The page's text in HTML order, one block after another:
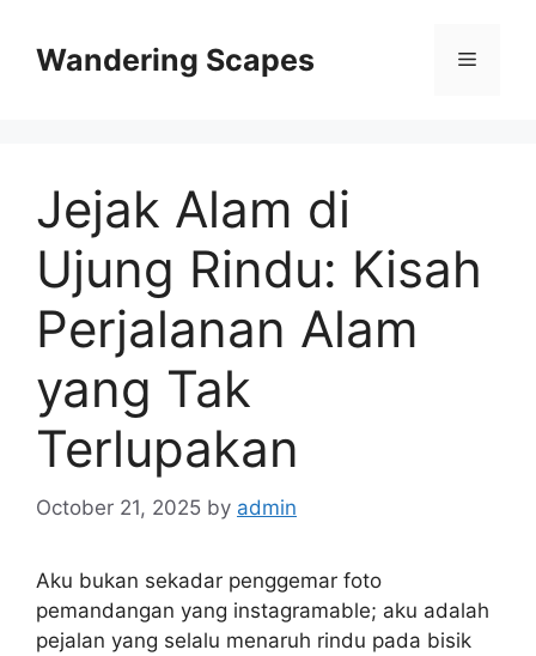
contentWandering Scapes Menu
Jejak Alam di
Ujung Rindu: Kisah
Perjalanan Alam
yang Tak
Terlupakan
October 21, 2025 by admin
Aku bukan sekadar penggemar foto
pemandangan yang instagramable; aku adalah
pejalan yang selalu menaruh rindu pada bisik